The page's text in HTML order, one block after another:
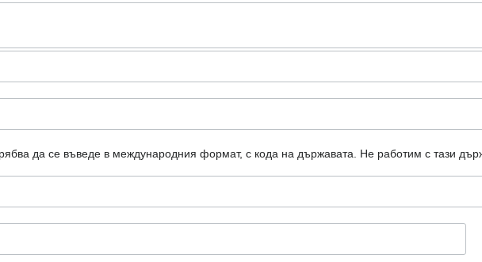
да се въведе в международния формат, с кода на държавата. Не работим с тази